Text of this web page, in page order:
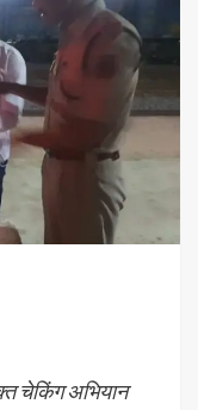
चेकिंग अभियान